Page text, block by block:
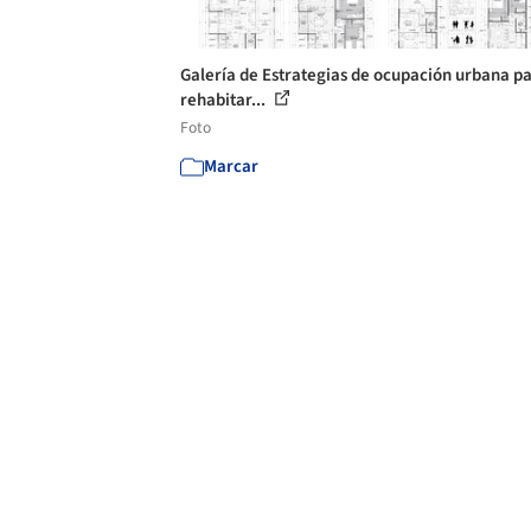
Galería de Estrategias de ocupación urbana
rehabitar...
Foto
Marcar